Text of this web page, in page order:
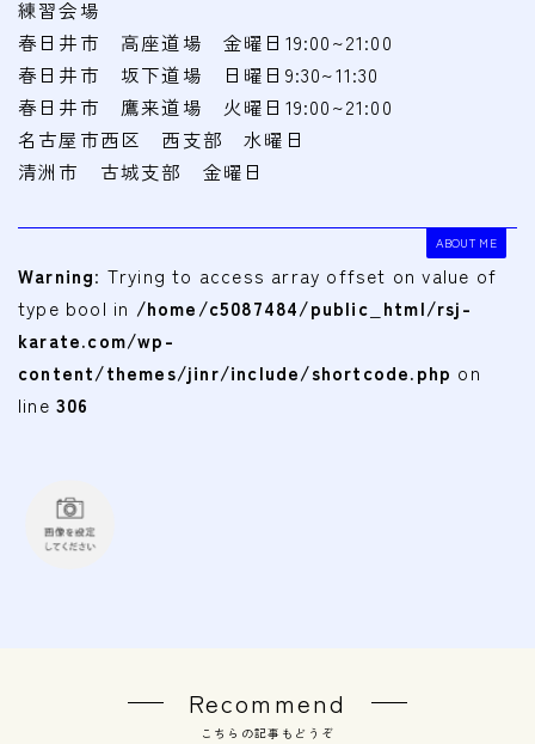
練習会場
春日井市 高座道場 金曜日19:00~21:00
春日井市 坂下道場 日曜日9:30~11:30
春日井市 鷹来道場 火曜日19:00~21:00
名古屋市西区 西支部 水曜日
清洲市 古城支部 金曜日
ABOUT ME
Warning: Trying to access array offset on value of
type bool in /home/c5087484/public_html/rsj-
karate.com/wp-
content/themes/jinr/include/shortcode.php on
line 306
Recommend
こちらの記事もどうぞ